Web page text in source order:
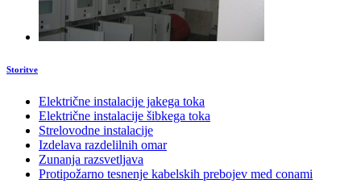
Storitve
Električne instalacije jakega toka
Električne instalacije šibkega toka
Strelovodne instalacije
Izdelava razdelilnih omar
Zunanja razsvetljava
Protipožarno tesnenje kabelskih prebojev med conami